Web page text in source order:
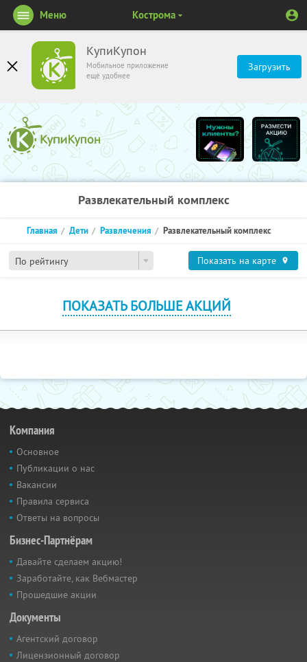
КупиКупон
Мобильное приложение
ещё удобнее
Загрузить
Меню Кострома
Развлекательный комплекс
По рейтингу
Главная Дети Развлечения Развлекательный комплекс
Показать на карте
ПОКАЗАТЬ БОЛЬШЕ АКЦИЙ
Компания
Основное
Публикации о нас
Вакансии
Правила сервиса
Ответы на вопросы
Бизнес-Партнёрам
Давайте сделаем акцию!
Заработайте, как Вебмастер
Прошедшие акции
Документы
Агентский договор
Лицензионный договор